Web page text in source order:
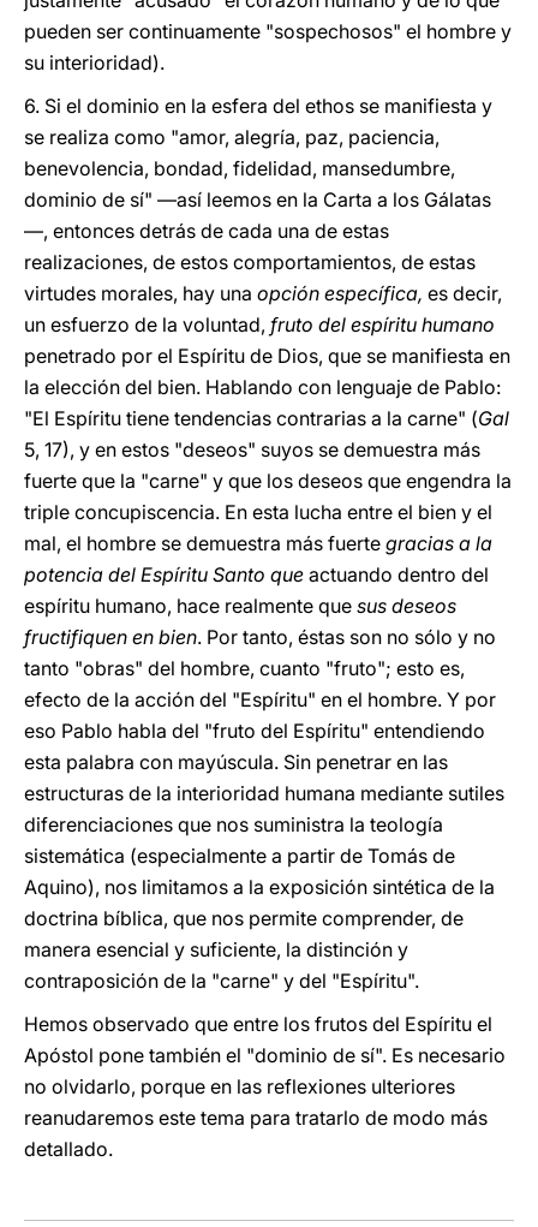
pueden ser continuamente "sospechosos" el hombre y
su interioridad).
6. Si el dominio en la esfera del ethos se manifiesta y
se realiza como "amor, alegría, paz, paciencia,
benevolencia, bondad, fidelidad, mansedumbre,
dominio de sí" —así leemos en la Carta a los Gálatas
—, entonces detrás de cada una de estas
realizaciones, de estos comportamientos, de estas
virtudes morales, hay una opción específica, es decir,
un esfuerzo de la voluntad, fruto del espíritu humano
penetrado por el Espíritu de Dios, que se manifiesta en
la elección del bien. Hablando con lenguaje de Pablo:
"El Espíritu tiene tendencias contrarias a la carne" (Gal
5, 17), y en estos "deseos" suyos se demuestra más
fuerte que la "carne" y que los deseos que engendra la
triple concupiscencia. En esta lucha entre el bien y el
mal, el hombre se demuestra más fuerte gracias a la
potencia del Espíritu Santo que actuando dentro del
espíritu humano, hace realmente que sus deseos
fructifiquen en bien. Por tanto, éstas son no sólo y no
tanto "obras" del hombre, cuanto "fruto"; esto es,
efecto de la acción del "Espíritu" en el hombre. Y por
eso Pablo habla del "fruto del Espíritu" entendiendo
esta palabra con mayúscula. Sin penetrar en las
estructuras de la interioridad humana mediante sutiles
diferenciaciones que nos suministra la teología
sistemática (especialmente a partir de Tomás de
Aquino), nos limitamos a la exposición sintética de la
doctrina bíblica, que nos permite comprender, de
manera esencial y suficiente, la distinción y
contraposición de la "carne" y del "Espíritu".
Hemos observado que entre los frutos del Espíritu el
Apóstol pone también el "dominio de sí". Es necesario
no olvidarlo, porque en las reflexiones ulteriores
reanudaremos este tema para tratarlo de modo más
detallado.